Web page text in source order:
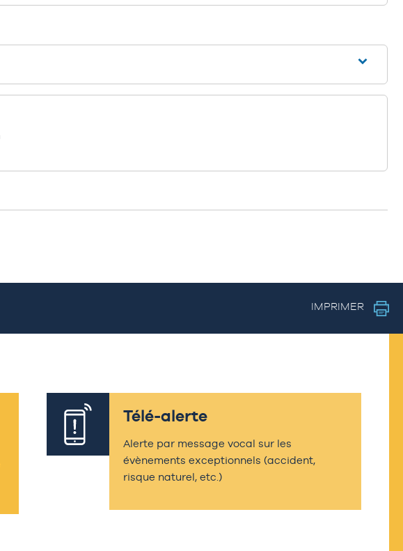
IMPRIMER
Télé-alerte
Alerte par message vocal sur les
évènements exceptionnels (accident,
risque naturel, etc.)